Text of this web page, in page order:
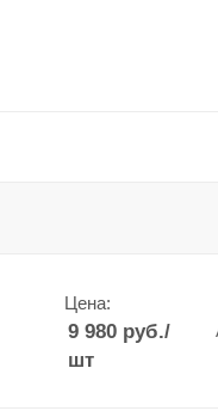
Цена:
9 980руб./
шт